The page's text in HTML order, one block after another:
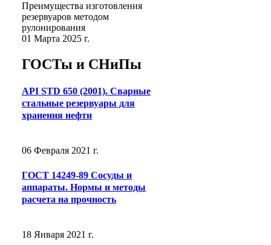
Преимущества изготовления
резервуаров методом
рулонирования
01 Марта 2025 г.
ГОСТы и СНиПы
API STD 650 (2001). Сварные
стальные резервуары для
хранения нефти
06 Февраля 2021 г.
ГОСТ 14249-89 Сосуды и
аппараты. Нормы и методы
расчета на прочность
18 Января 2021 г.